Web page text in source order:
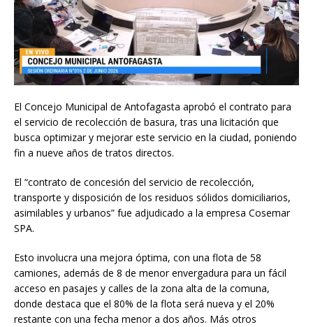
El Concejo Municipal de Antofagasta aprobó el contrato para
el servicio de recolección de basura, tras una licitación que
busca optimizar y mejorar este servicio en la ciudad, poniendo
fin a nueve años de tratos directos.
El “contrato de concesión del servicio de recolección,
transporte y disposición de los residuos sólidos domiciliarios,
asimilables y urbanos” fue adjudicado a la empresa Cosemar
SPA.
Esto involucra una mejora óptima, con una flota de 58
camiones, además de 8 de menor envergadura para un fácil
acceso en pasajes y calles de la zona alta de la comuna,
donde destaca que el 80% de la flota será nueva y el 20%
restante con una fecha menor a dos años. Más otros